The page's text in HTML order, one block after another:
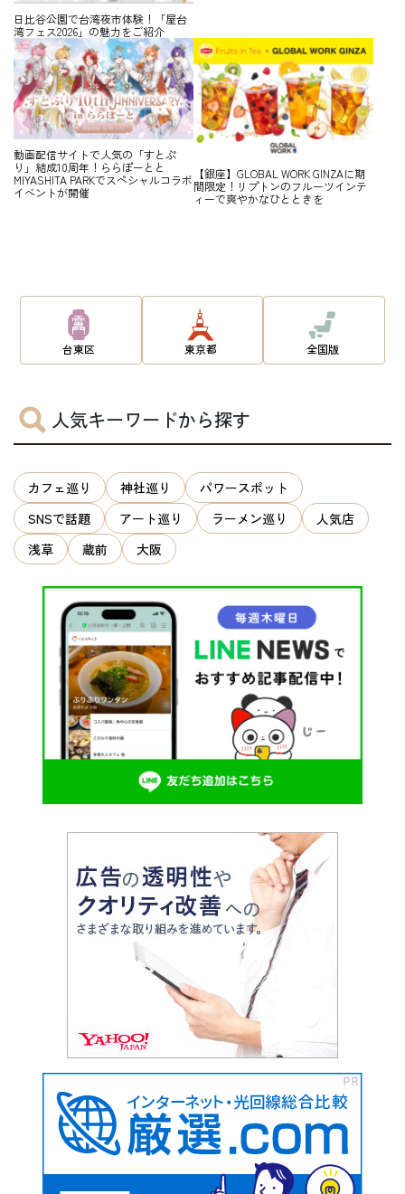
日比谷公園で台湾夜市体験！「屋台
湾フェス2026」の魅力をご紹介
動画配信サイトで人気の「すとぷ
り」結成10周年！ららぽーとと
MIYASHITA PARKでスペシャルコラボ
イベントが開催
【銀座】GLOBAL WORK GINZAに期
間限定！リプトンのフルーツインテ
ィーで爽やかなひとときを
台東区 東京都 全国版
人気キーワードから探す
カフェ巡り 神社巡り
パワースポット
SNSで話題
アート巡り ラーメン巡り
人気店
浅草
蔵前 大阪